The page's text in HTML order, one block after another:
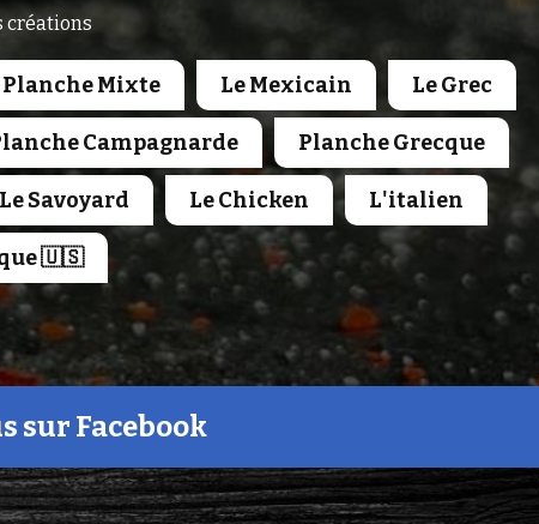
créations
Planche Mixte Le Mexicain Le Grec
Campagnarde Planche Grecque
Le Savoyard Le Chicken L'italien
🇺🇸
sur Facebook